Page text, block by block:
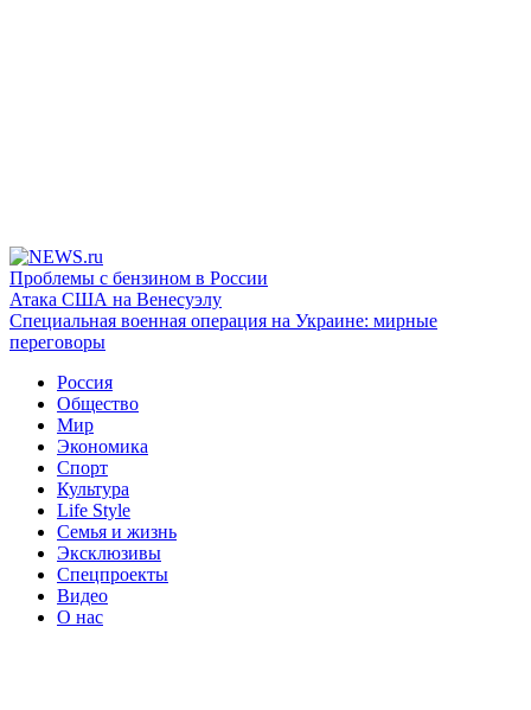
Проблемы с бензином в России
Атака США на Венесуэлу
Специальная военная операция на Украине: мирные
переговоры
Россия
Общество
Мир
Экономика
Спорт
Культура
Life Style
Семья и жизнь
Эксклюзивы
Спецпроекты
Видео
О нас